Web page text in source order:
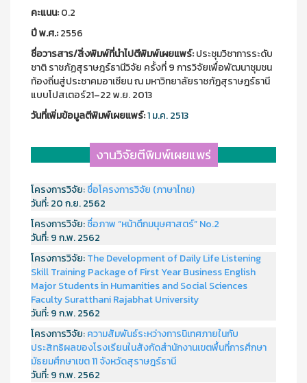
คะแนน:0.2
ปี พ.ศ.:2556
ชื่อวารสาร/สิ่งพิมพ์ที่นำไปตีพิมพ์เผยแพร์:ประชุมวิชาการระดับ
ชาติ ราชภัฏสุราษฎร์ธานีวิจัย ครั้งที่ 9 การวิจัยเพื่อพัฒนาชุมชน
ท้องถิ่นสู่ประชาคมอาเซียน ณ มหาวิทยาลัยราชภัฏสุราษฎร์ธานี
แบบโปสเตอร์21–22 พ.ย. 2013
วันที่เพิ่มข้อมูลตีพิมพ์เผยแพร์:1 ม.ค. 2513
งานวิจัยตีพิมพ์เผยแพร่
โครงการวิจัย:ชื่อโครงการวิจัย (ภาษาไทย)
วันที่:20 ก.ย. 2562
โครงการวิจัย:ชื่อภาพ “หน้าตึกมนุษศาสตร์” No.2
วันที่:9 ก.พ. 2562
โครงการวิจัย:The Development of Daily Life Listening
Skill Training Package of First Year Business English
Major Students in Humanities and Social Sciences
Faculty Suratthani Rajabhat University
วันที่:9 ก.พ. 2562
โครงการวิจัย:ความสัมพันธ์ระหว่างการนิเทศภายในกับ
ประสิทธิผลของโรงเรียนในสังกัดสำนักงานเขตพื้นที่การศึกษา
มัธยมศึกษาเขต 11 จังหวัดสุราษฎร์ธานี
วันที่:9 ก.พ. 2562